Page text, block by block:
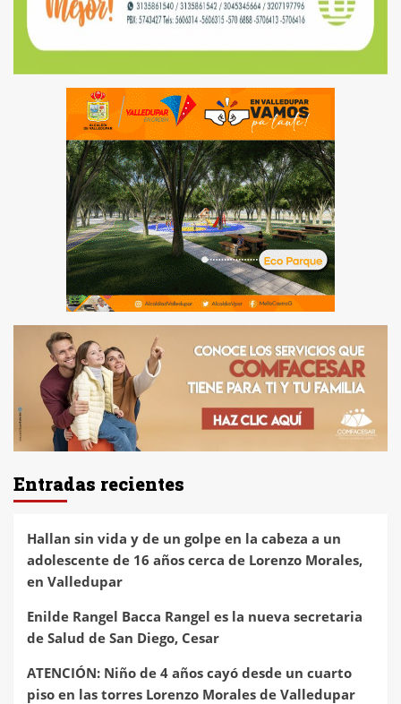
Entradas recientes
Hallan sin vida y de un golpe en la cabeza a un
adolescente de 16 años cerca de Lorenzo Morales,
en Valledupar
Enilde Rangel Bacca Rangel es la nueva secretaria
de Salud de San Diego, Cesar
ATENCIÓN: Niño de 4 años cayó desde un cuarto
piso en las torres Lorenzo Morales de Valledupar